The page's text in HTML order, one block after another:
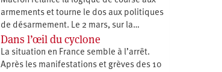
armements et tourne le dos aux politiques
de désarmement. Le 2 mars, sur la…
Dans l’œil du cyclone
La situation en France semble à l’arrêt.
Après les manifestations et grèves des 10